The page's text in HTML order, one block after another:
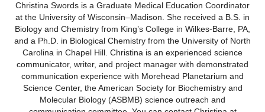
Christina Swords is a Graduate Medical Education Coordinator
at the University of Wisconsin–Madison. She received a B.S. in
Biology and Chemistry from King’s College in Wilkes-Barre, PA,
and a Ph.D. in Biological Chemistry from the University of North
Carolina in Chapel Hill. Christina is an experienced science
communicator, writer, and project manager with demonstrated
communication experience with Morehead Planetarium and
Science Center, the American Society for Biochemistry and
Molecular Biology (ASBMB) science outreach and